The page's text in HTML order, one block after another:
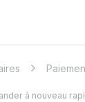
à nouveau